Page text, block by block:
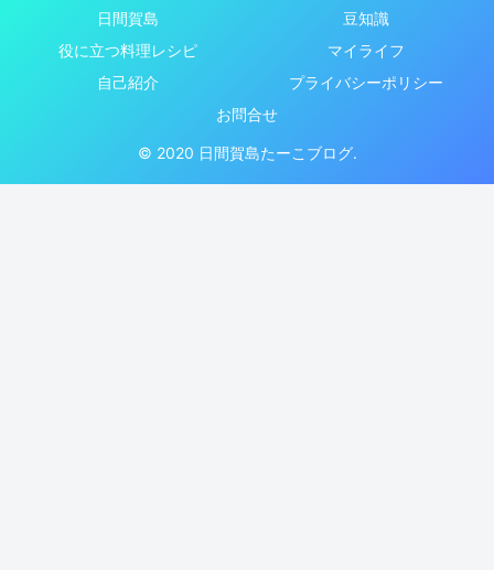
日間賀島
豆知識
役に立つ料理レシピ
マイライフ
自己紹介
プライバシーポリシー
お問合せ
© 2020 日間賀島たーこブログ.